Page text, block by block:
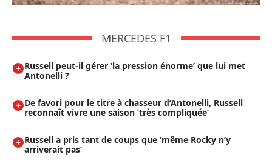
MERCEDES F1
Russell peut-il gérer ’la pression énorme’ que lui met
Antonelli ?
De favori pour le titre à chasseur d’Antonelli, Russell
reconnaît vivre une saison ’très compliquée’
Russell a pris tant de coups que ’même Rocky n’y
arriverait pas’